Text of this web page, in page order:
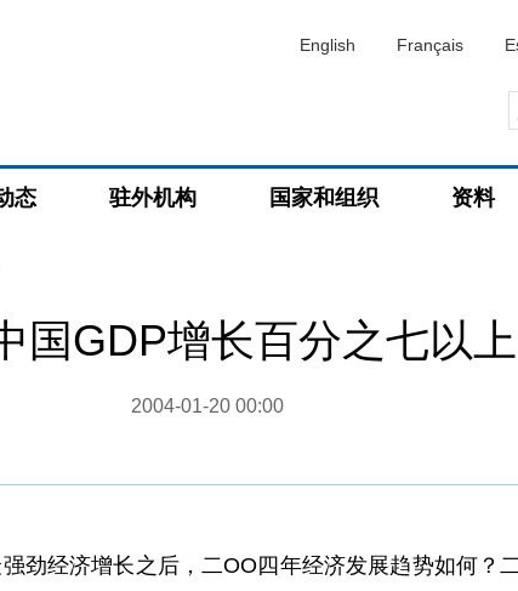
English Français
态 驻外机构 国家和组织 资料
国GDP增长百分之七以
2004-01-20 00:00
经济增长之后，二OO四年经济发展趋势如何？